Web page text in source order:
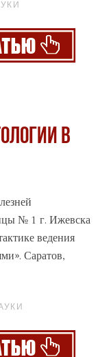
В
№ 1 г. Ижевска
ведения
Саратов,